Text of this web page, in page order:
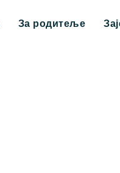
За родитеље